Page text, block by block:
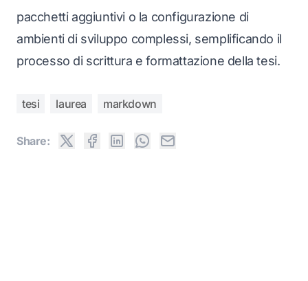
pacchetti aggiuntivi o la configurazione di
ambienti di sviluppo complessi, semplificando il
processo di scrittura e formattazione della tesi.
tesi laurea markdown
Share: